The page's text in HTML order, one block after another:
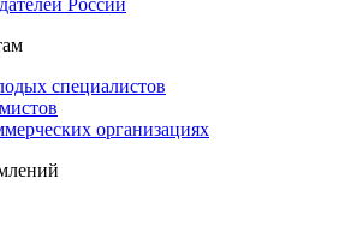
России
специалистов
организациях